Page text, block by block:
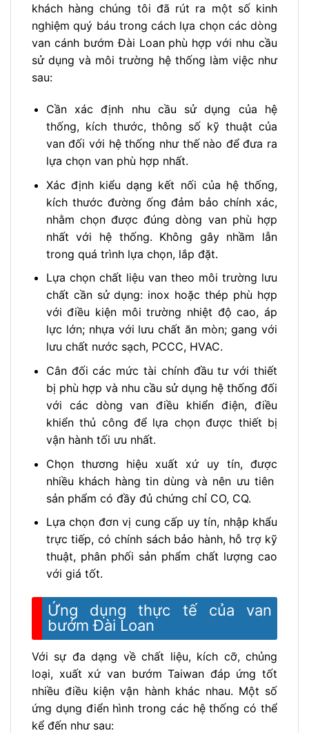
khách hàng chúng tôi đã rút ra một số kinh
nghiệm quý báu trong cách lựa chọn các dòng
van cánh bướm Đài Loan phù hợp với nhu cầu
sử dụng và môi trường hệ thống làm việc như
sau:
Cần xác định nhu cầu sử dụng của hệ
thống, kích thước, thông số kỹ thuật của
van đối với hệ thống như thế nào để đưa ra
lựa chọn van phù hợp nhất.
Xác định kiểu dạng kết nối của hệ thống,
kích thước đường ống đảm bảo chính xác,
nhằm chọn được đúng dòng van phù hợp
nhất với hệ thống. Không gây nhầm lẫn
trong quá trình lựa chọn, lắp đặt.
Lựa chọn chất liệu van theo môi trường lưu
chất cần sử dụng: inox hoặc thép phù hợp
với điều kiện môi trường nhiệt độ cao, áp
lực lớn; nhựa với lưu chất ăn mòn; gang với
lưu chất nước sạch, PCCC, HVAC.
Cân đối các mức tài chính đầu tư với thiết
bị phù hợp và nhu cầu sử dụng hệ thống đối
với các dòng van điều khiển điện, điều
khiển thủ công để lựa chọn được thiết bị
vận hành tối ưu nhất.
Chọn thương hiệu xuất xứ uy tín, được
nhiều khách hàng tin dùng và nên ưu tiên
sản phẩm có đầy đủ chứng chỉ CO, CQ.
Lựa chọn đơn vị cung cấp uy tín, nhập khẩu
trực tiếp, có chính sách bảo hành, hỗ trợ kỹ
thuật, phân phối sản phẩm chất lượng cao
với giá tốt.
Ứng dụng thực tế của van
bướm Đài Loan
Với sự đa dạng về chất liệu, kích cỡ, chủng
loại, xuất xứ van bướm Taiwan đáp ứng tốt
nhiều điều kiện vận hành khác nhau. Một số
ứng dụng điển hình trong các hệ thống có thể
kể đến như sau: